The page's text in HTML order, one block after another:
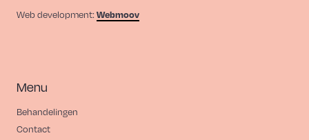
Web development: Webmoov
Menu
Behandelingen
Contact